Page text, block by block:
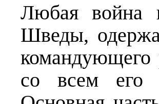
Любая война
Шведы,
командующего
со всем его